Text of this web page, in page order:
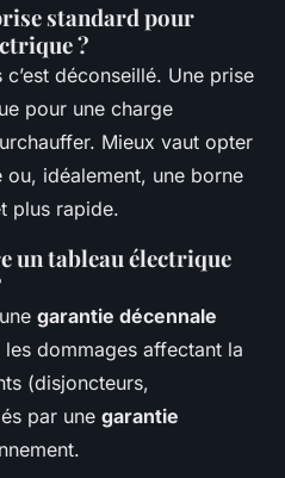
standard pour
?
déconseillé. Une prise
pour une charge
Mieux vaut opter
idéalement, une borne
plus rapide.
un tableau électrique
garantie décennale
dommages affectant la
(disjoncteurs,
par une garantie